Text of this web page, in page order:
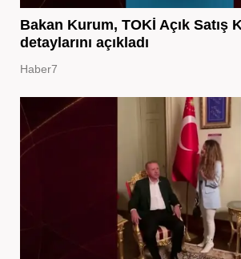
Bakan Kurum, TOKİ Açık Satış
detaylarını açıkladı
Haber7